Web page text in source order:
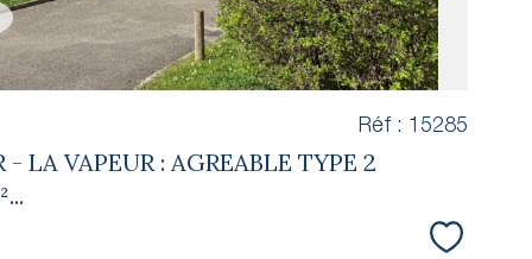
LA VAPEUR : AGREABLE TYPE 2
Réf : 15285